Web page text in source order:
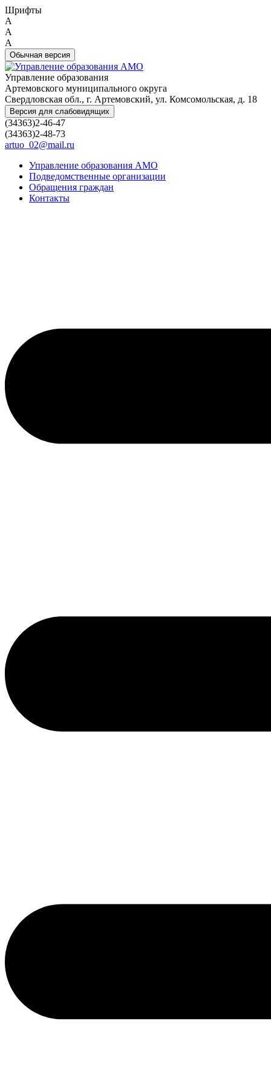
Шрифты
A
A
A
Обычная версия
Управление образования
Артемовского муниципального округа
Свердловская обл., г. Артемовский, ул. Комсомольская, д. 18
Версия для слабовидящих
(34363)2-46-47
(34363)2-48-73
artuo_02@mail.ru
Управление образования АМО
Подведомственные организации
Обращения граждан
Контакты